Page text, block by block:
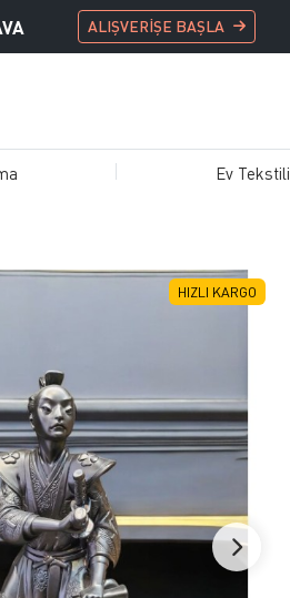
ALIŞVERİŞE BAŞLA
Ev Tekstili
HIZLI KARGO